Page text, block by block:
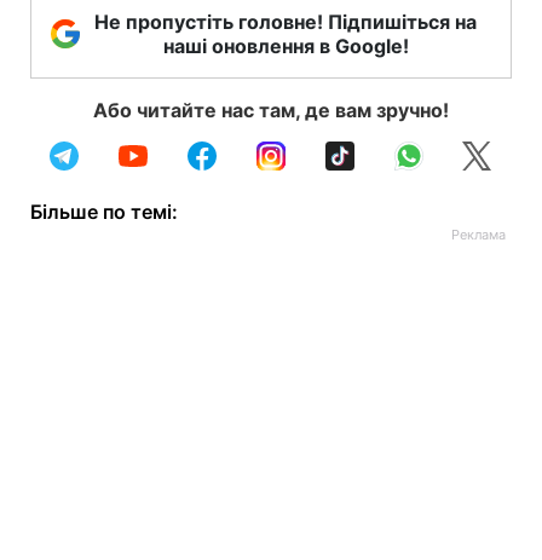
Не пропустіть головне! Підпишіться на
наші оновлення в Google!
Або читайте нас там, де вам зручно!
Більше по темі: